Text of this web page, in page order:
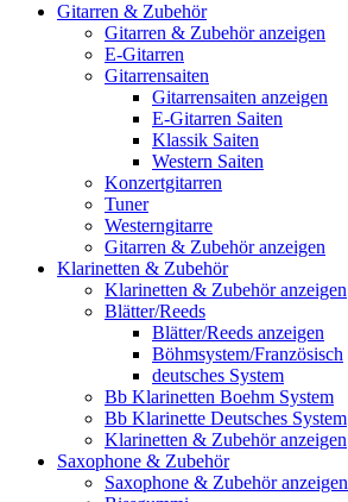
Gitarren & Zubehör
Gitarren & Zubehör anzeigen
E-Gitarren
Gitarrensaiten
Gitarrensaiten anzeigen
E-Gitarren Saiten
Klassik Saiten
Western Saiten
Konzertgitarren
Tuner
Westerngitarre
Gitarren & Zubehör anzeigen
Klarinetten & Zubehör
Klarinetten & Zubehör anzeigen
Blätter/Reeds
Blätter/Reeds anzeigen
Böhmsystem/Französisch
deutsches System
Bb Klarinetten Boehm System
Bb Klarinette Deutsches System
Klarinetten & Zubehör anzeigen
Saxophone & Zubehör
Saxophone & Zubehör anzeigen